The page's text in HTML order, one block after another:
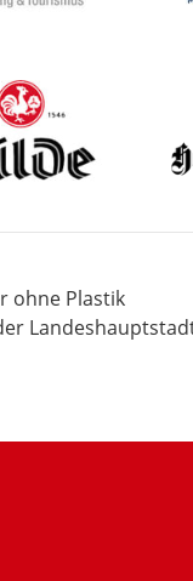
ohne Plastik